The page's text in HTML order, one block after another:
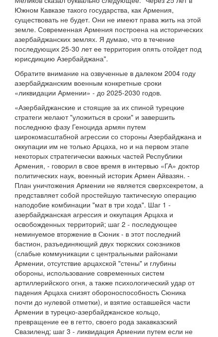
Южном Кавказе такого государства, как Армения,
существовать не будет. Они не имеют права жить на этой
земле. Современная Армения построена на исторических
азербайджанских землях. Я думаю, что в течение
последующих 25-30 лет ее территория опять отойдет под
юрисдикцию Азербайджана".
Обратите внимание на озвученные в далеком 2004 году
азербайджанским военным конкретные сроки
«ликвидации Армении» - до 2025-2030 годов.
«Азербайджанские и стоящие за их спиной турецкие
стратеги желают "уложиться в сроки" и завершить
последнюю фазу Геноцида армян путем
широкомасштабной агрессии со стороны Азербайджана и
оккупации им не только Арцаха, но и на первом этапе
некоторых стратегически важных частей Республики
Армения, - говорил в свое время в интервью «ГА» доктор
политических наук, военный историк Армен Айвазян. -
План уничтожения Армении не является сверхсекретом, а
представляет собой простейшую тактическую операцию
наподобие комбинации "мат в три хода". Шаг 1 -
азербайджанская агрессия и оккупация Арцаха и
освобожденных территорий; шаг 2 - последующее
неминуемое вторжение в Сюник - в этот последний
бастион, разъединяющий двух тюркских союзников
(слабые коммуникации с центральными районами
Армении, отсутствие арцахской "стены" и глубины
обороны, использование современных систем
артиллерийского огня, а также психологический удар от
падения Арцаха снизят обороноспособность Сюника
почти до нулевой отметки), и взятие оставшейся части
Армении в турецко-азербайджанское кольцо,
превращение ее в гетто, своего рода закавказский
Свазиленд; шаг 3 - ликвидация Армении путем если не